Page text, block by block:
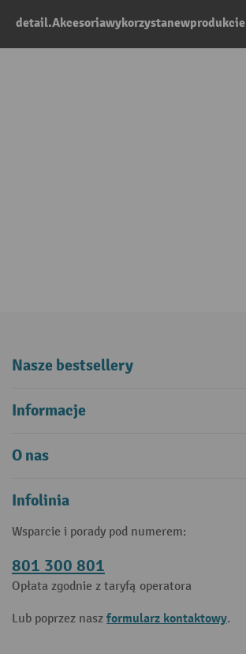
detail.Akcesoriawykorzystanewprodukcie
Nasze bestsellery
Informacje
O nas
Infolinia
Wsparcie i porady pod numerem:
801 300 801
Opłata zgodnie z taryfą operatora
Lub poprzez nasz formularz kontaktowy.